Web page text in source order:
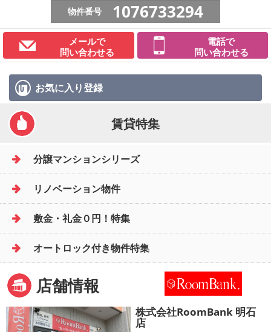
物件番号 1076733294
メールで
問い合わせる
電話で
問い合わせる
お気に入り登録
賃貸特集
分譲マンションシリーズ
リノベーション物件
敷金・礼金０円！特集
オートロック付き物件特集
店舗情報
株式会社RoomBank 明石
店